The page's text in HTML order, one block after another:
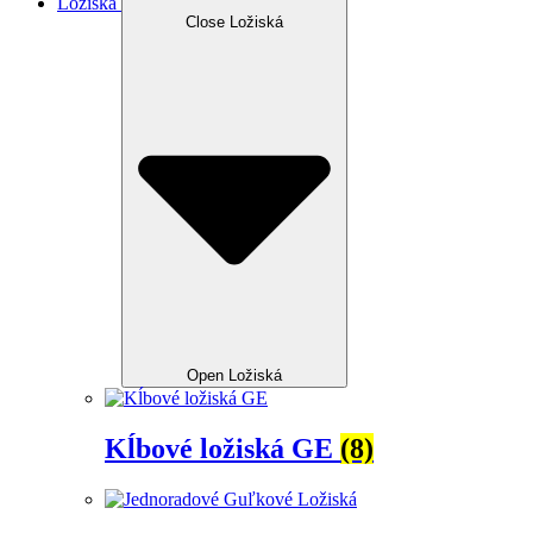
Close Ložiská
Open Ložiská
Kĺbové ložiská GE (8)